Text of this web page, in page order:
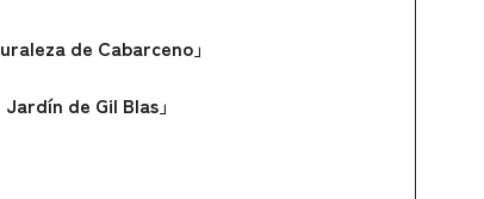
de Cabarceno」
de Gil Blas」